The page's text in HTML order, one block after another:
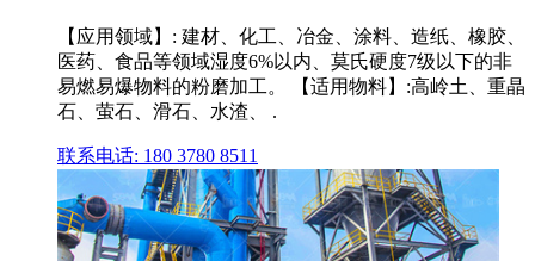
【应用领域】: 建材、化工、冶金、涂料、造纸、橡胶、
医药、食品等领域湿度6%以内、莫氏硬度7级以下的非
易燃易爆物料的粉磨加工。 【适用物料】:高岭土、重晶
石、萤石、滑石、水渣、 .
联系电话: 180 3780 8511